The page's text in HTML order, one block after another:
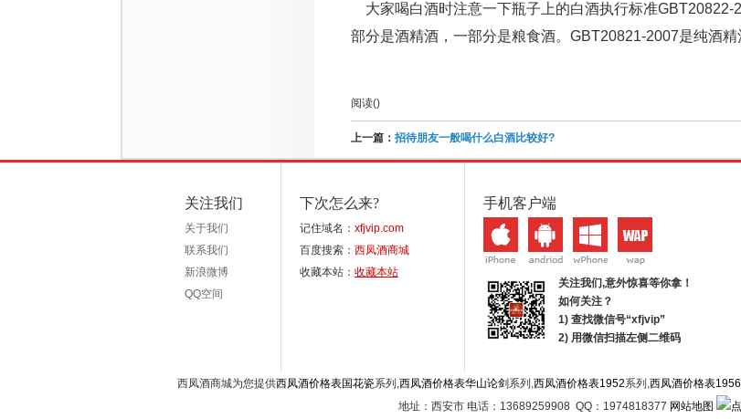
大家喝白酒时注意一下瓶子上的白酒执行标准GBT20822-
部分是酒精酒，一部分是粮食酒。GBT20821-2007是纯酒精
阅读()
上一篇： 招待朋友一般喝什么白酒比较好?
关注我们
关于我们
联系我们
新浪微博
QQ空间
下次怎么来?
记住域名： xfjvip.com
百度搜索： 西凤酒商城
收藏本站： 收藏本站
手机客户端
关注我们,意外惊喜等你拿！
如何关注？
1) 查找微信号“xfjvip”
2) 用微信扫描左侧二维码
西凤酒商城为您提供西凤酒价格表国花瓷系列,西凤酒价格表华山论剑 系列,西凤酒价格表1952系列,西凤酒价格表1956
地址：西安市 电话：13689259908 QQ：1974818377 网站地图